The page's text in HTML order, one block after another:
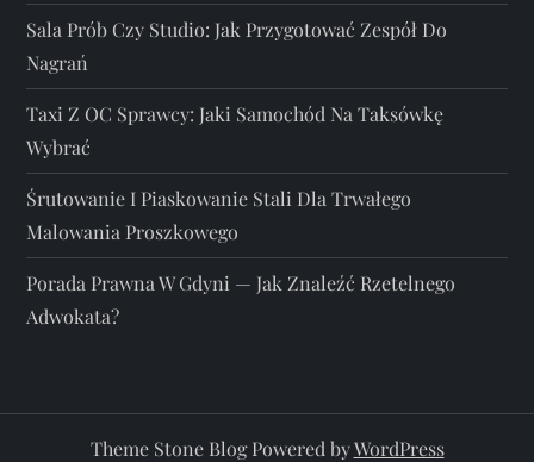
Sala Prób Czy Studio: Jak Przygotować Zespół Do
Nagrań
Taxi Z OC Sprawcy: Jaki Samochód Na Taksówkę
Wybrać
Śrutowanie I Piaskowanie Stali Dla Trwałego
Malowania Proszkowego
Porada Prawna W Gdyni — Jak Znaleźć Rzetelnego
Adwokata?
Theme Stone Blog Powered byWordPress